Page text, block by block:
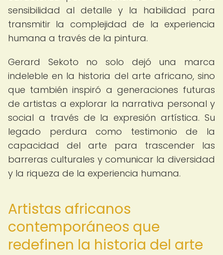
sensibilidad al detalle y la habilidad para
transmitir la complejidad de la experiencia
humana a través de la pintura.
Gerard Sekoto no solo dejó una marca
indeleble en la historia del arte africano, sino
que también inspiró a generaciones futuras
de artistas a explorar la narrativa personal y
social a través de la expresión artística. Su
legado perdura como testimonio de la
capacidad del arte para trascender las
barreras culturales y comunicar la diversidad
y la riqueza de la experiencia humana.
Artistas africanos
contemporáneos que
redefinen la historia del arte